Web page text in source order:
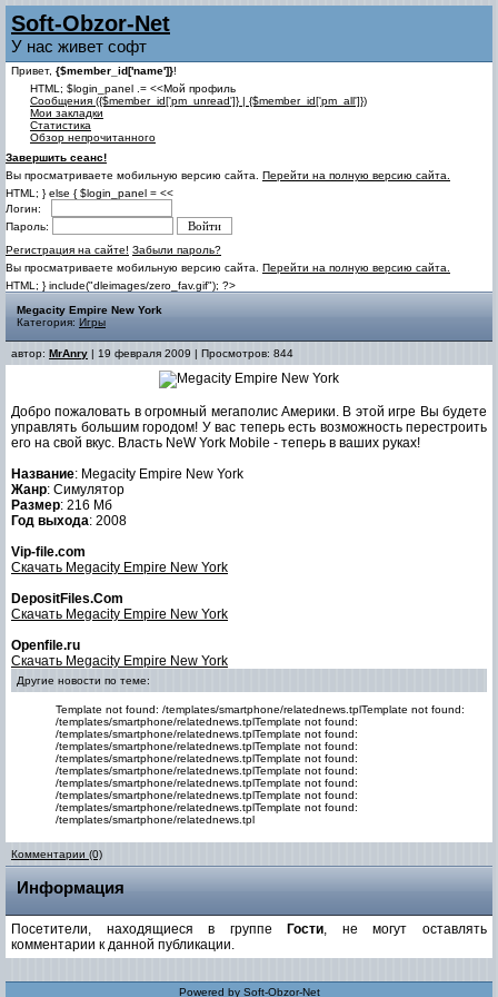
Soft-Obzor-Net
У нас живет софт
Привет, {$member_id['name']}!
HTML; $login_panel .= <<Мой профиль
Cообщения ({$member_id['pm_unread']} | {$member_id['pm_all']})
Мои закладки
Статистика
Обзор непрочитанного
Завершить сеанс!
Вы просматриваете мобильную версию сайта. Перейти на полную версию сайта.
HTML; } else { $login_panel = <<
Логин:
Пароль:
Регистрация на сайте! Забыли пароль?
Вы просматриваете мобильную версию сайта. Перейти на полную версию сайта.
HTML; } include("dleimages/zero_fav.gif"); ?>
Megacity Empire New York
Категория: Игры
автор: MrAnry | 19 февраля 2009 | Просмотров: 844
Добро пожаловать в огромный мегаполис Америки. В этой игре Вы будете
управлять большим городом! У вас теперь есть возможность перестроить
его на свой вкус. Власть NeW York Mobile - теперь в ваших руках!
Название: Megacity Empire New York
Жанр: Симулятор
Размер: 216 Мб
Год выхода: 2008
Vip-file.com
Скачать Megacity Empire New York
DepositFiles.Com
Скачать Megacity Empire New York
Openfile.ru
Скачать Megacity Empire New York
Другие новости по теме:
Template not found: /templates/smartphone/relatednews.tplTemplate not found:
/templates/smartphone/relatednews.tplTemplate not found:
/templates/smartphone/relatednews.tplTemplate not found:
/templates/smartphone/relatednews.tplTemplate not found:
/templates/smartphone/relatednews.tplTemplate not found:
/templates/smartphone/relatednews.tplTemplate not found:
/templates/smartphone/relatednews.tplTemplate not found:
/templates/smartphone/relatednews.tplTemplate not found:
/templates/smartphone/relatednews.tplTemplate not found:
/templates/smartphone/relatednews.tpl
Комментарии (0)
Информация
Посетители, находящиеся в группе Гости, не могут оставлять
комментарии к данной публикации.
Powered by Soft-Obzor-Net